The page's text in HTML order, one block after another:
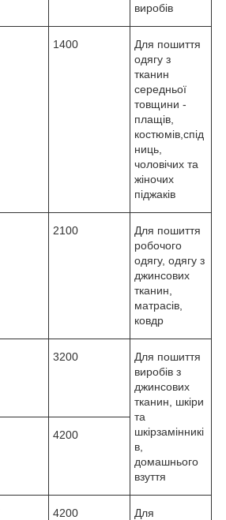
виробів
1400
Для пошиття
одягу з
тканин
середньої
товщини -
плащів,
костюмів,cпід
ниць,
чоловічих та
жіночих
піджаків
2100
Для пошиття
робочого
одягу, одягу з
джинсових
тканин,
матрасів,
ковдр
3200
Для пошиття
виробів з
джинсових
тканин, шкіри
та
шкірзамінникі
в,
домашнього
взуття
4200
4200
Для